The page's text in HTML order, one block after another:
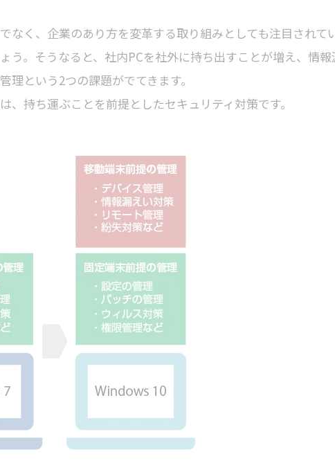
なく、企業のあり方を変革する取り組みとしても注目されて
う。そうなると、社内PCを社外に持ち出すことが増え、情報
という2つの課題がでてきます。
持ち運ぶことを前提としたセキュリティ対策です。